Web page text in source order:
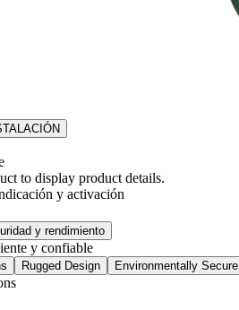
to display product details.
y activación
y rendimiento
y confiable
Rugged Design Environmentally Secure